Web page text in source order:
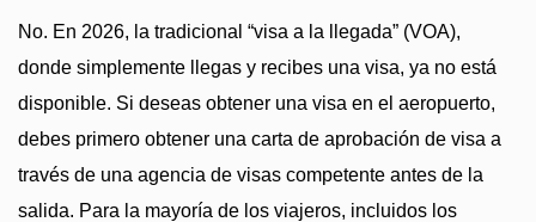
No. En 2026, la tradicional “visa a la llegada” (VOA),
donde simplemente llegas y recibes una visa, ya no está
disponible. Si deseas obtener una visa en el aeropuerto,
debes primero obtener una carta de aprobación de visa a
través de una agencia de visas competente antes de la
salida. Para la mayoría de los viajeros, incluidos los